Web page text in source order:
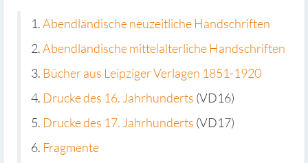
1.Abendländische neuzeitliche Handschriften
2.Abendländische mittelalterliche Handschriften
3. Bücher aus Leipziger Verlagen 1851-1920
4. Drucke des 16. Jahrhunderts (VD16)
5. Drucke des 17. Jahrhunderts (VD17)
6. Fragmente